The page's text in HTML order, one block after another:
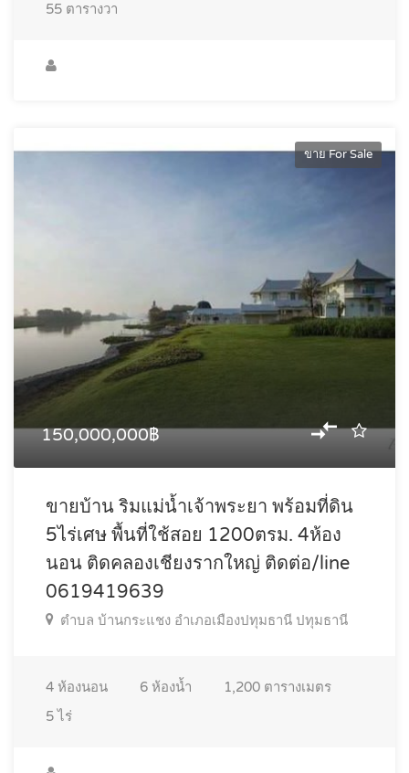
55 ตารางวา
ขาย For Sale
150,000,000฿
ขายบ้าน ริมแม่น้ำเจ้าพระยา พร้อมที่ดิน
5ไร่เศษ พื้นที่ใช้สอย 1200ตรม. 4ห้อง
นอน ติดคลองเชียงรากใหญ่ ติดต่อ/line
0619419639
ตำบล บ้านกระแชง อำเภอเมืองปทุมธานี ปทุมธานี
4 ห้องนอน 6 ห้องน้ำ 1,200 ตารางเมตร
5ไร่